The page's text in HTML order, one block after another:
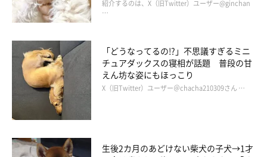
どういう事情で、ちゃろみちゃんを捨ててしまうことになったの
かはわかりませんが……もっとほかに方法はなかったのでしょう
か。
ワンコに悲しい思いをさせる人が、いなくなることを願うばかり
紹介するのは、X（旧Twitter）ユーザー@ginchan
…
「どうなってるの!?」不思議すぎるミニ
チュアダックスの寝相が話題 普段の甘
えん坊な姿にもほっこり
X（旧Twitter）ユーザー＠chacha210309さん …
生後2カ月のあどけない柴犬の子犬→1才